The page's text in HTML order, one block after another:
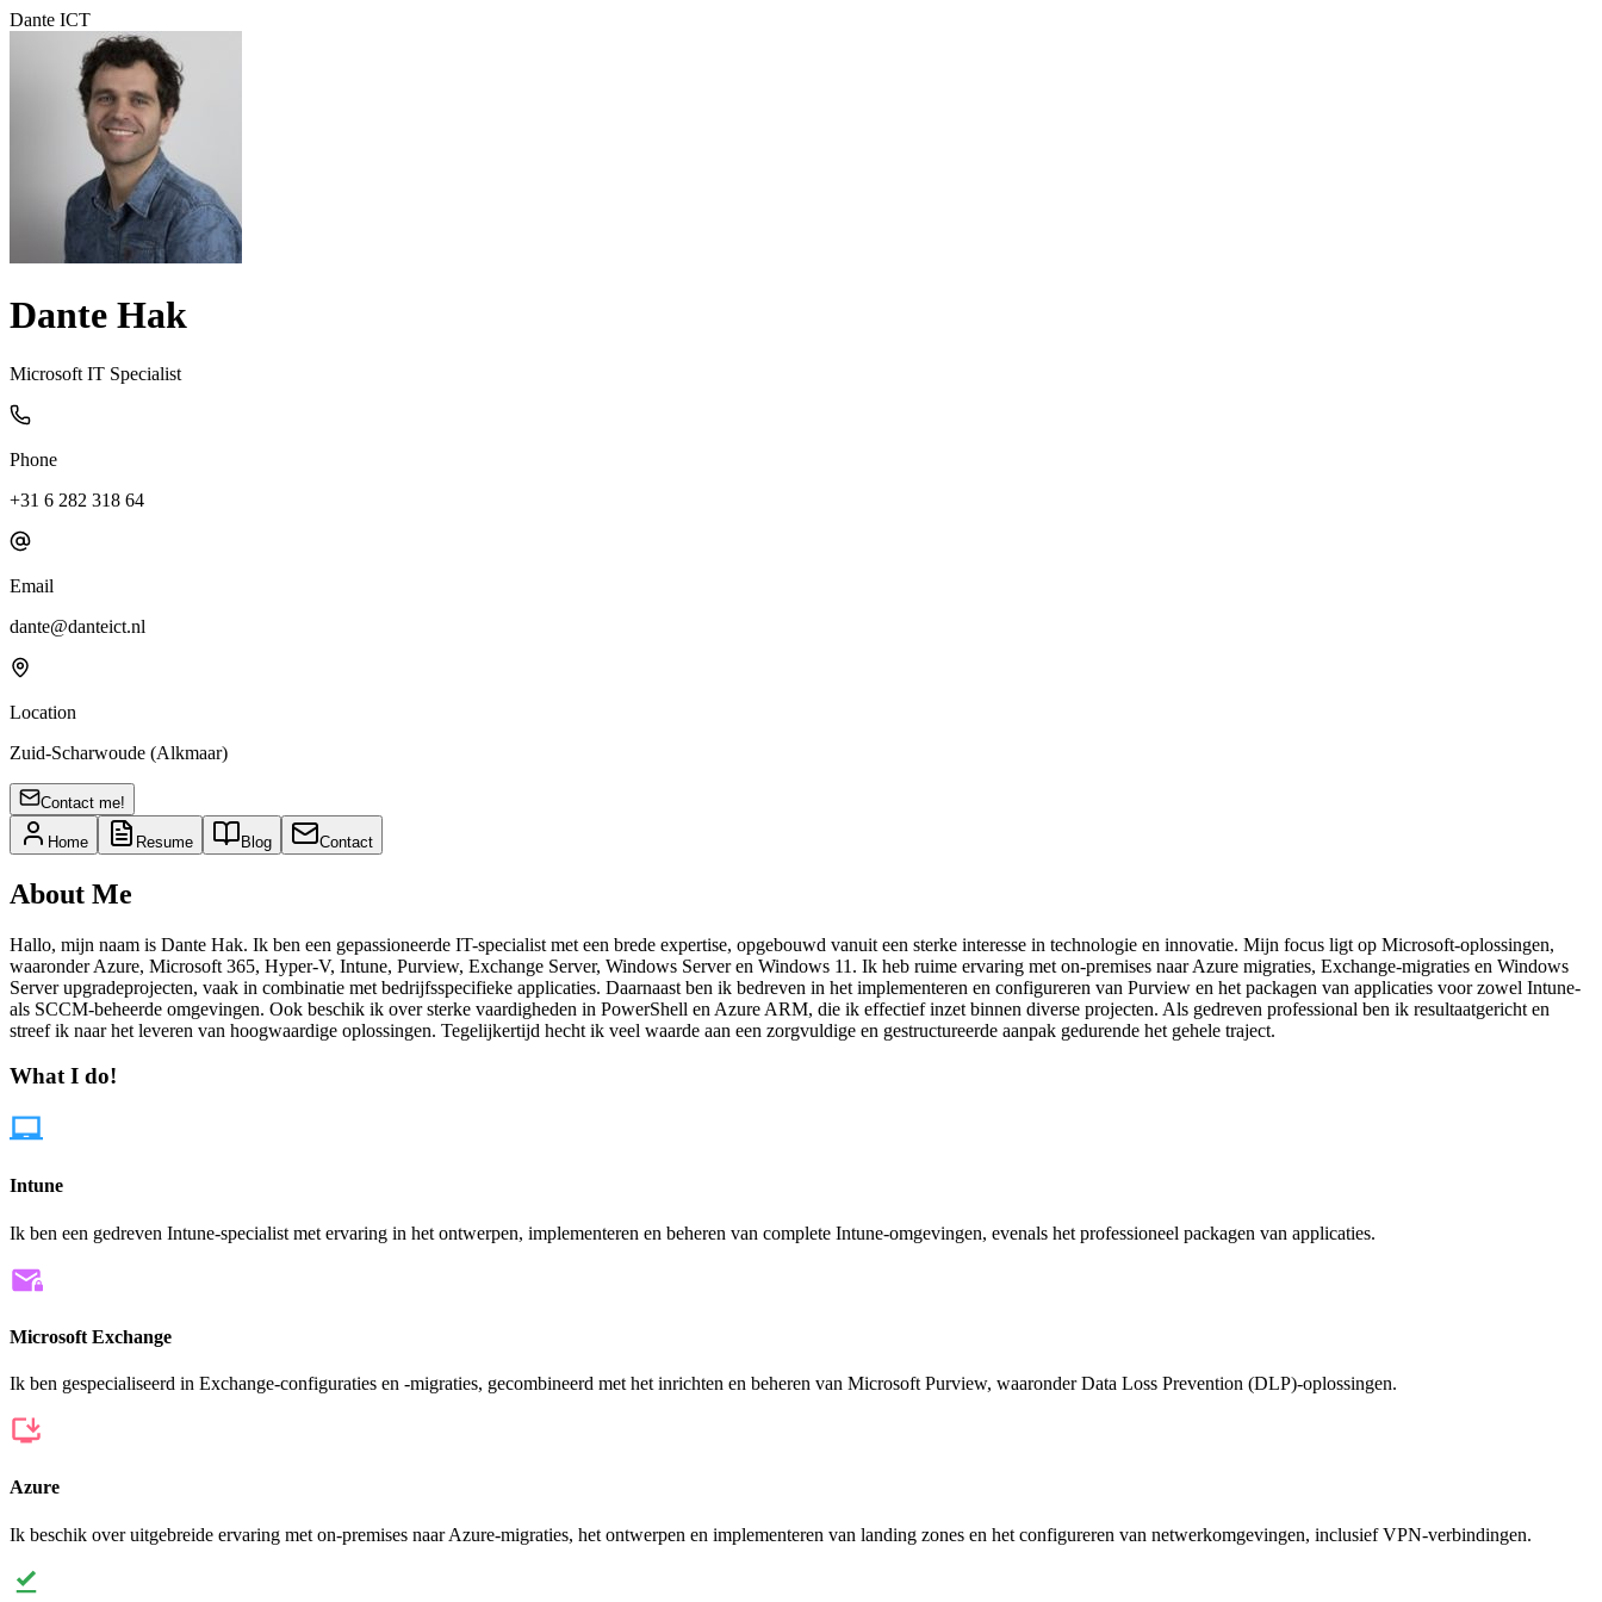
Dante ICT
Dante Hak
Microsoft IT Specialist
Phone
+31 6 282 318 64
Email
dante@danteict.nl
Location
Zuid-Scharwoude (Alkmaar)
Contact me!
Home Resume Blog Contact
About Me
Hallo, mijn naam is Dante Hak. Ik ben een gepassioneerde IT-specialist met een brede expertise, opgebouwd vanuit een sterke interesse in technologie en innovatie. Mijn focus ligt op Microsoft-oplossingen,
waaronder Azure, Microsoft 365, Hyper-V, Intune, Purview, Exchange Server, Windows Server en Windows 11. Ik heb ruime ervaring met on-premises naar Azure migraties, Exchange-migraties en Windows
Server upgradeprojecten, vaak in combinatie met bedrijfsspecifieke applicaties. Daarnaast ben ik bedreven in het implementeren en configureren van Purview en het packagen van applicaties voor zowel Intune-
als SCCM-beheerde omgevingen. Ook beschik ik over sterke vaardigheden in PowerShell en Azure ARM, die ik effectief inzet binnen diverse projecten. Als gedreven professional ben ik resultaatgericht en
streef ik naar het leveren van hoogwaardige oplossingen. Tegelijkertijd hecht ik veel waarde aan een zorgvuldige en gestructureerde aanpak gedurende het gehele traject.
What I do!
Intune
Ik ben een gedreven Intune-specialist met ervaring in het ontwerpen, implementeren en beheren van complete Intune-omgevingen, evenals het professioneel packagen van applicaties.
Microsoft Exchange
Ik ben gespecialiseerd in Exchange-configuraties en -migraties, gecombineerd met het inrichten en beheren van Microsoft Purview, waaronder Data Loss Prevention (DLP)-oplossingen.
Azure
Ik beschik over uitgebreide ervaring met on-premises naar Azure-migraties, het ontwerpen en implementeren van landing zones en het configureren van netwerkomgevingen, inclusief VPN-verbindingen.